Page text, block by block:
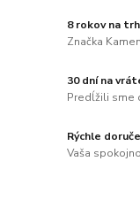
8 rokov na
Značka
30 dní na
Predĺžili sme
Rýchle
Vaša